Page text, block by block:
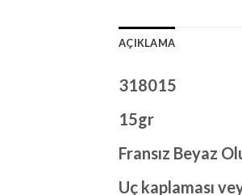
AÇIKLAMA
318015
15gr
Fransız Beyaz
Uç kaplaması